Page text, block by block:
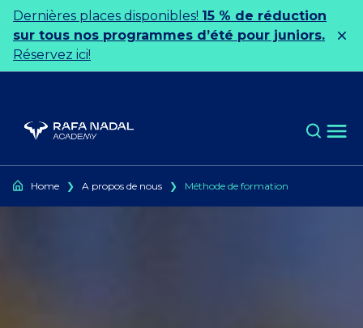
Ir al contenido
Dernières places disponibles! 15 % de réduction
sur tous nos programmes d’été pour juniors.
Réservez ici!
Home ❯ A propos de nous ❯ Méthode de formation